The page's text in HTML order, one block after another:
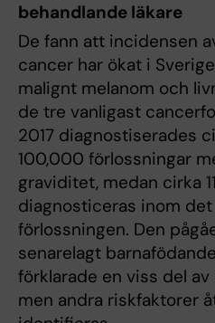
behandlande läkare
De fann att incidensen
cancer har ökat i
malignt melanom och
de tre vanligast
2017 diagnostiserades
100,000 förlossningar
graviditet, medan cirka
diagnosticeras inom
förlossningen. Den
senarelagt
förklarade en viss del
men andra riskfaktorer